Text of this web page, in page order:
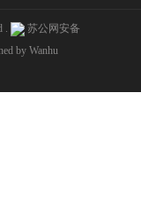
.
苏公网安备
by Wanhu